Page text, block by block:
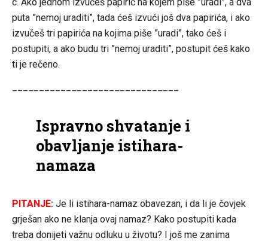
puta ”nemoj uraditi”, tada ćeš izvući još dva papirića, i ako
izvučeš tri papirića na kojima piše ”uradi”, tako ćeš i
postupiti, a ako budu tri ”nemoj uraditi”, postupit ćeš kako
ti je rečeno.
Ispravno shvatanje i
obavljanje istihara-
namaza
PITANJE: Je li istihara-namaz obavezan, i da li je čovjek
grješan ako ne klanja ovaj namaz? Kako postupiti kada
treba donijeti važnu odluku u životu? I još me zanima